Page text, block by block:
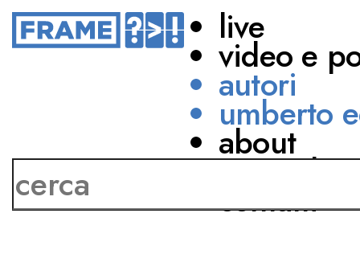
live
video e
autori
umberto
about
network
contatti
Roberto Ferrari